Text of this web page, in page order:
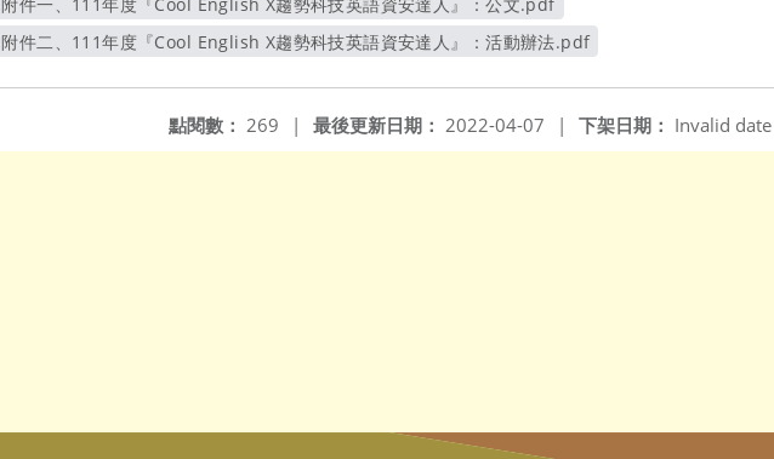
另開新視窗
附件二、111年度『Cool English X趨勢科技英語資安達人』：活動辦法.pdf
下架日期： Invalid date
最後更新日期： 2022-04-07 |
點閱數： 269 |